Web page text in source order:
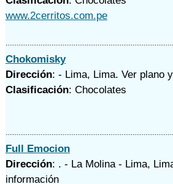
www.2cerritos.com.pe
Chokomisky
Dirección: - Lima, Lima. Ver plano y
Clasificación: Chocolates
Full Emocion
Dirección: . - La Molina - Lima,
información